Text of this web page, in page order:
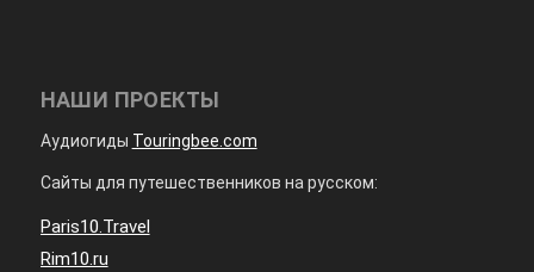
НАШИ ПРОЕКТЫ
Аудиогиды Touringbee.com
Сайты для путешественников на русском:
Paris10.Travel
Rim10.ru